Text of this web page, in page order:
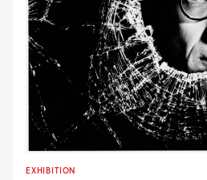
EXHIBITION